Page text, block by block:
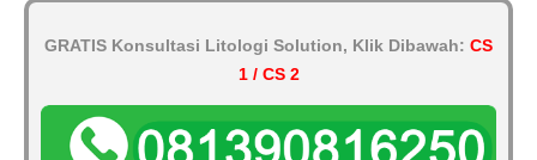
GRATIS Konsultasi Litologi Solution, Klik Dibawah: CS
1 / CS 2